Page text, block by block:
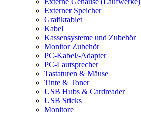
Externe Gehäuse (Laufwerke)
Externer Speicher
Grafiktablet
Kabel
Kassensysteme und Zubehör
Monitor Zubehör
PC-Kabel/-Adapter
PC-Lautsprecher
Tastaturen & Mäuse
Tinte & Toner
USB Hubs & Cardreader
USB Sticks
Monitore